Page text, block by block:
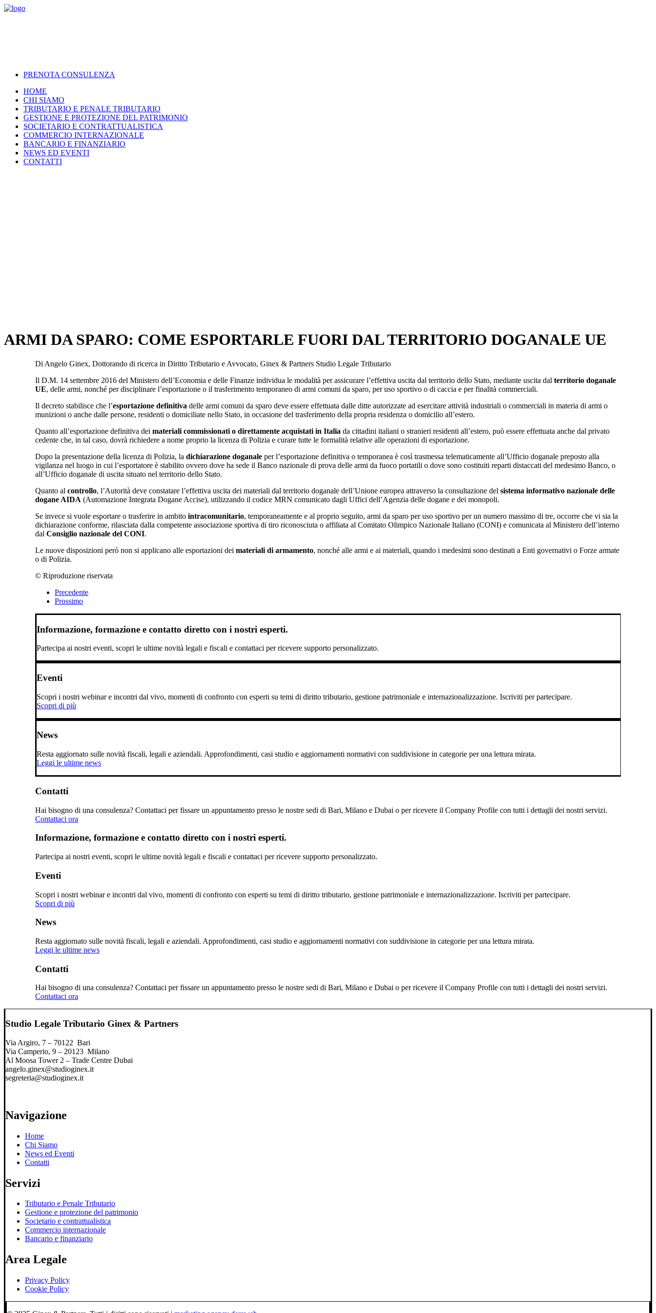
PRENOTA CONSULENZA
HOME
CHI SIAMO
TRIBUTARIO E PENALE TRIBUTARIO
GESTIONE E PROTEZIONE DEL PATRIMONIO
SOCIETARIO E CONTRATTUALISTICA
COMMERCIO INTERNAZIONALE
BANCARIO E FINANZIARIO
NEWS ED EVENTI
CONTATTI
ARMI DA SPARO: COME ESPORTARLE FUORI DAL TERRITORIO DOGANALE UE
Di Angelo Ginex, Dottorando di ricerca in Diritto Tributario e Avvocato, Ginex & Partners Studio Legale Tributario
Il D.M. 14 settembre 2016 del Ministero dell’Economia e delle Finanze individua le modalità per assicurare l’effettiva uscita dal territorio dello Stato, mediante uscita dal territorio doganale
UE, delle armi, nonché per disciplinare l’esportazione o il trasferimento temporaneo di armi comuni da sparo, per uso sportivo o di caccia e per finalità commerciali.
Il decreto stabilisce che l’esportazione definitiva delle armi comuni da sparo deve essere effettuata dalle ditte autorizzate ad esercitare attività industriali o commerciali in materia di armi o
munizioni o anche dalle persone, residenti o domiciliate nello Stato, in occasione del trasferimento della propria residenza o domicilio all’estero.
Quanto all’esportazione definitiva dei materiali commissionati o direttamente acquistati in Italia da cittadini italiani o stranieri residenti all’estero, può essere effettuata anche dal privato
cedente che, in tal caso, dovrà richiedere a nome proprio la licenza di Polizia e curare tutte le formalità relative alle operazioni di esportazione.
Dopo la presentazione della licenza di Polizia, la dichiarazione doganale per l’esportazione definitiva o temporanea è così trasmessa telematicamente all’Ufficio doganale preposto alla
vigilanza nel luogo in cui l’esportatore è stabilito ovvero dove ha sede il Banco nazionale di prova delle armi da fuoco portatili o dove sono costituiti reparti distaccati del medesimo Banco, o
all’Ufficio doganale di uscita situato nel territorio dello Stato.
Quanto al controllo, l’Autorità deve constatare l’effettiva uscita dei materiali dal territorio doganale dell’Unione europea attraverso la consultazione del sistema informativo nazionale delle
dogane AIDA (Automazione Integrata Dogane Accise), utilizzando il codice MRN comunicato dagli Uffici dell’Agenzia delle dogane e dei monopoli.
Se invece si vuole esportare o trasferire in ambito intracomunitario, temporaneamente e al proprio seguito, armi da sparo per uso sportivo per un numero massimo di tre, occorre che vi sia la
dichiarazione conforme, rilasciata dalla competente associazione sportiva di tiro riconosciuta o affiliata al Comitato Olimpico Nazionale Italiano (CONI) e comunicata al Ministero dell’interno
dal Consiglio nazionale del CONI.
Le nuove disposizioni però non si applicano alle esportazioni dei materiali di armamento, nonché alle armi e ai materiali, quando i medesimi sono destinati a Enti governativi o Forze armate
o di Polizia.
© Riproduzione riservata
Precedente
Prossimo
Informazione, formazione e contatto diretto con i nostri esperti.
Partecipa ai nostri eventi, scopri le ultime novità legali e fiscali e contattaci per ricevere supporto personalizzato.
Eventi
Scopri i nostri webinar e incontri dal vivo, momenti di confronto con esperti su temi di diritto tributario, gestione patrimoniale e internazionalizzazione. Iscriviti per partecipare.
Scopri di più
News
Resta aggiornato sulle novità fiscali, legali e aziendali. Approfondimenti, casi studio e aggiornamenti normativi con suddivisione in categorie per una lettura mirata.
Leggi le ultime news
Contatti
Hai bisogno di una consulenza? Contattaci per fissare un appuntamento presso le nostre sedi di Bari, Milano e Dubai o per ricevere il Company Profile con tutti i dettagli dei nostri servizi.
Contattaci ora
Informazione, formazione e contatto diretto con i nostri esperti.
Partecipa ai nostri eventi, scopri le ultime novità legali e fiscali e contattaci per ricevere supporto personalizzato.
Eventi
Scopri i nostri webinar e incontri dal vivo, momenti di confronto con esperti su temi di diritto tributario, gestione patrimoniale e internazionalizzazione. Iscriviti per partecipare.
Scopri di più
News
Resta aggiornato sulle novità fiscali, legali e aziendali. Approfondimenti, casi studio e aggiornamenti normativi con suddivisione in categorie per una lettura mirata.
Leggi le ultime news
Contatti
Hai bisogno di una consulenza? Contattaci per fissare un appuntamento presso le nostre sedi di Bari, Milano e Dubai o per ricevere il Company Profile con tutti i dettagli dei nostri servizi.
Contattaci ora
Studio Legale Tributario Ginex & Partners
Via Argiro, 7 – 70122 Bari
Via Camperio, 9 – 20123 Milano
Al Moosa Tower 2 – Trade Centre Dubai
angelo.ginex@studioginex.it
segreteria@studioginex.it
Navigazione
Home
Chi Siamo
News ed Eventi
Contatti
Servizi
Tributario e Penale Tributario
Gestione e protezione del patrimonio
Societario e contrattualistica
Commercio internazionale
Bancario e finanziario
Area Legale
Privacy Policy
Cookie Policy